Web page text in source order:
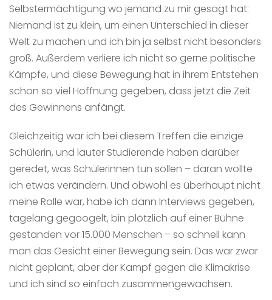
Selbstermächtigung wo jemand zu mir gesagt hat:
Niemand ist zu klein, um einen Unterschied in dieser
Welt zu machen und ich bin ja selbst nicht besonders
groß. Außerdem verliere ich nicht so gerne politische
Kämpfe, und diese Bewegung hat in ihrem Entstehen
schon so viel Hoffnung gegeben, dass jetzt die Zeit
des Gewinnens anfängt.
Gleichzeitig war ich bei diesem Treffen die einzige
Schülerin, und lauter Studierende haben darüber
geredet, was Schülerinnen tun sollen – daran wollte
ich etwas verändern. Und obwohl es überhaupt nicht
meine Rolle war, habe ich dann Interviews gegeben,
tagelang gegoogelt, bin plötzlich auf einer Bühne
gestanden vor 15.000 Menschen – so schnell kann
man das Gesicht einer Bewegung sein. Das war zwar
nicht geplant, aber der Kampf gegen die Klimakrise
und ich sind so einfach zusammengewachsen.